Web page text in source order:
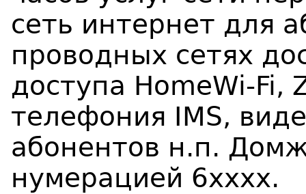
сеть интернет для
проводных сетях
доступа HomeWi-Fi,
телефония IMS,
абонентов н.п.
нумерацией 6хххх.